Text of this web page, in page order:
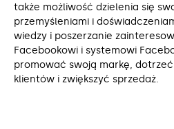
także możliwość dzielenia się
przemyśleniami i
wiedzy i poszerzanie
Facebookowi i systemowi
promować swoją markę,
klientów i zwiększyć sprzedaż.